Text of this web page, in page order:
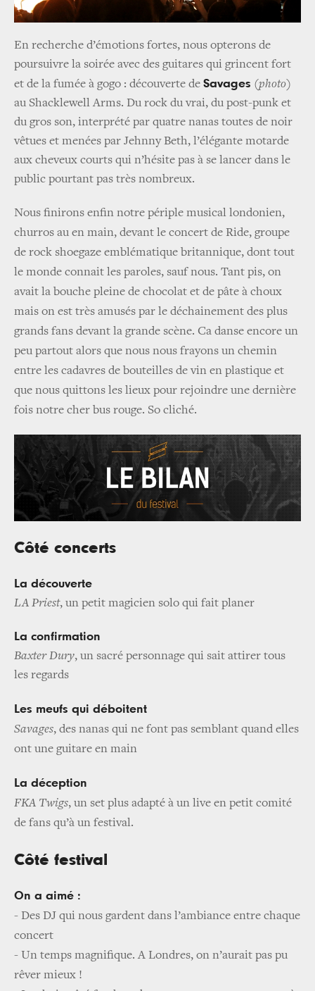
En recherche d’émotions fortes, nous opterons de
poursuivre la soirée avec des guitares qui grincent fort
et de la fumée à gogo : découverte de Savages (photo)
au Shacklewell Arms. Du rock du vrai, du post-punk et
du gros son, interprété par quatre nanas toutes de noir
vêtues et menées par Jehnny Beth, l’élégante motarde
aux cheveux courts qui n’hésite pas à se lancer dans le
public pourtant pas très nombreux.
Nous finirons enfin notre périple musical londonien,
churros au en main, devant le concert de Ride, groupe
de rock shoegaze emblématique britannique, dont tout
le monde connait les paroles, sauf nous. Tant pis, on
avait la bouche pleine de chocolat et de pâte à choux
mais on est très amusés par le déchainement des plus
grands fans devant la grande scène. Ca danse encore un
peu partout alors que nous nous frayons un chemin
entre les cadavres de bouteilles de vin en plastique et
que nous quittons les lieux pour rejoindre une dernière
fois notre cher bus rouge. So cliché.
Côté concerts
La découverte
LA Priest, un petit magicien solo qui fait planer
La confirmation
Baxter Dury, un sacré personnage qui sait attirer tous
les regards
Les meufs qui déboitent
Savages, des nanas qui ne font pas semblant quand elles
ont une guitare en main
La déception
FKA Twigs, un set plus adapté à un live en petit comité
de fans qu’à un festival.
Côté festival
On a aimé :
- Des DJ qui nous gardent dans l’ambiance entre chaque
concert
- Un temps magnifique. A Londres, on n’aurait pas pu
rêver mieux !